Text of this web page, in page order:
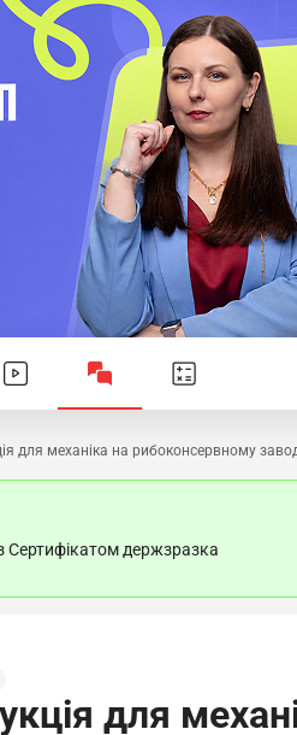
для механіка на рибоконсервному
Сертифікатом держзразка
для